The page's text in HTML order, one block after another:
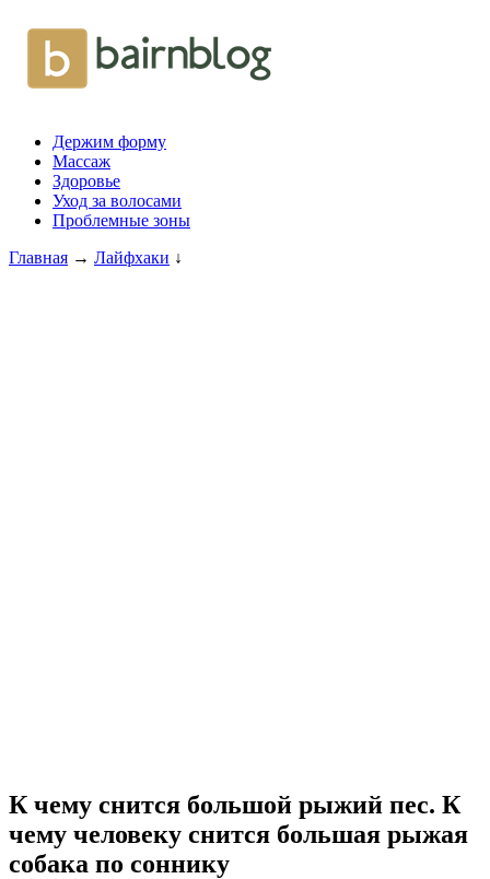
Держим форму
Массаж
Здоровье
Уход за волосами
Проблемные зоны
Главная → Лайфхаки ↓
К чему снится большой рыжий пес. К
чему человеку снится большая рыжая
собака по соннику